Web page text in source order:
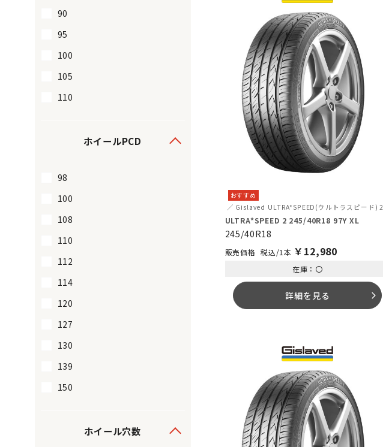
90
95
100
105
110
ホイールPCD
98
100
108
110
112
114
120
127
130
139
150
ホイール穴数
おすすめ
Gislaved ULTRA*SPEED(ウルトラスピード) 2
ULTRA*SPEED 2 245/40R18 97Y XL
245/40R18
税込/1本 ￥ 12,980
在庫：〇
詳細を見る arrow_forward_ios